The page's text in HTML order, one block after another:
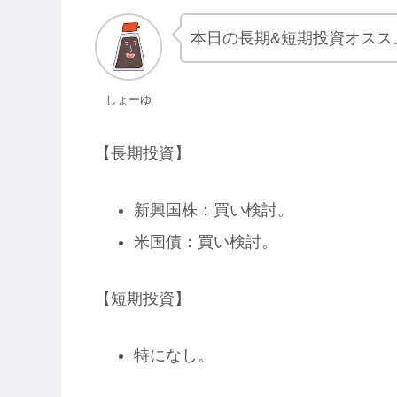
しょーゆ
本日の長期&短期投資オスス
【長期投資】
新興国株：買い検討。
米国債：買い検討。
【短期投資】
特になし。